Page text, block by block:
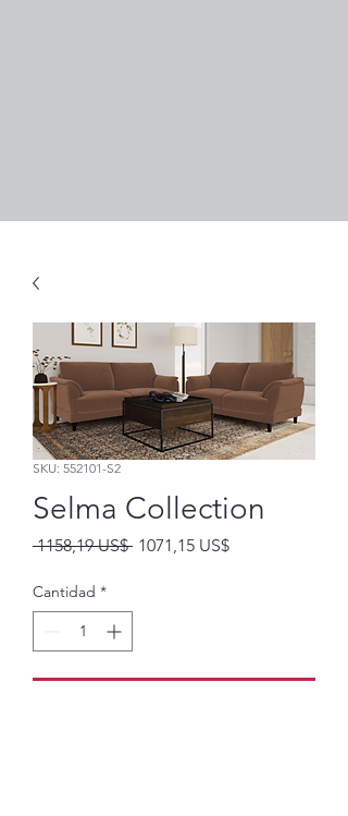
SKU: 552101-S2
Selma Collection
1158,19 US$ Precio
1071,15 US$Precio
Cantidad *